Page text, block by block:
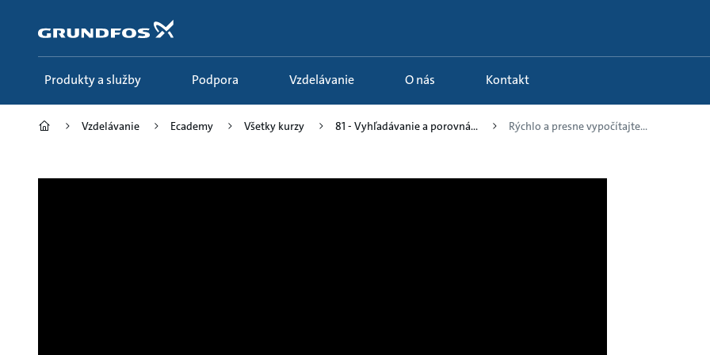
Produkty a služby Podpora Vzdelávanie O nás Kontakt
Vzdelávanie Ecademy Všetky kurzy 81 - Vyhľadávanie a porovná... Rýchlo a presne vypočítajte...